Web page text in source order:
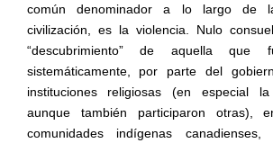
común denominador a lo largo de
civilización, es la violencia. Nulo
“descubrimiento” de aquella que
sistemáticamente, por parte del
instituciones religiosas (en especial la
aunque también participaron otras),
comunidades indígenas